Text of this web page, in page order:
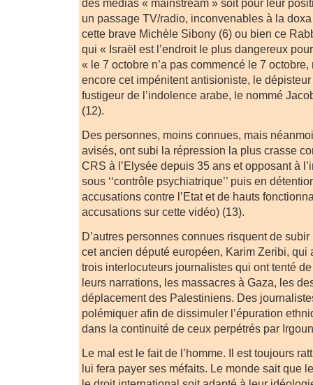
des médias « mainstream » soit pour leur
un passage TV/radio, inconvenables à la
cette brave Michèle Sibony (6) ou bien ce
qui « Israël est l’endroit le plus dangereux
« le 7 octobre n’a pas commencé le 7
encore cet impénitent antisioniste, le
fustigeur de l’indolence arabe, le nommé
(12).
Des personnes, moins connues, mais
avisés, ont subi la répression la plus crasse
CRS à l’Elysée depuis 35 ans et opposant à
sous ‘‘contrôle psychiatrique’’ puis en
accusations contre l’Etat et de hauts
accusations sur cette vidéo) (13).
D’autres personnes connues risquent de
cet ancien député européen, Karim Zeribi, qui
trois interlocuteurs journalistes qui ont tenté
leurs narrations, les massacres à Gaza, les
déplacement des Palestiniens. Des
polémiquer afin de dissimuler l’épuration
dans la continuité de ceux perpétrés par
Le mal est le fait de l’homme. Il est toujours
lui fera payer ses méfaits. Le monde sait que